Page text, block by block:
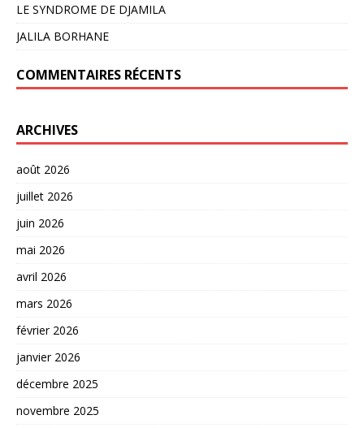
LE SYNDROME DE DJAMILA
JALILA BORHANE
COMMENTAIRES RÉCENTS
ARCHIVES
août 2026
juillet 2026
juin 2026
mai 2026
avril 2026
mars 2026
février 2026
janvier 2026
décembre 2025
novembre 2025